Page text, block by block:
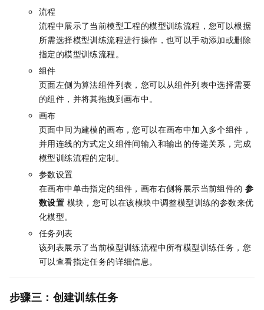
流程
流程中展示了当前模型工程的模型训练流程，您可以根据
所需选择模型训练流程进行操作，也可以手动添加或删除
指定的模型训练流程。
组件
页面左侧为算法组件列表，您可以从组件列表中选择需要
的组件，并将其拖拽到画布中。
画布
页面中间为建模的画布，您可以在画布中加入多个组件，
并用连线的方式定义组件间输入和输出的传递关系，完成
模型训练流程的定制。
参数设置
在画布中单击指定的组件，画布右侧将展示当前组件的 参
数设置 模块，您可以在该模块中调整模型训练的参数来优
化模型。
任务列表
该列表展示了当前模型训练流程中所有模型训练任务，您
可以查看指定任务的详细信息。
步骤三：创建训练任务